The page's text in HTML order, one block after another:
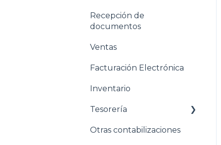
Estructuración General
Estructuración
Compras
Estructuración Ventas
Estructuración
Recepción de
documentos
Ventas
Facturación Electrónica
Inventario
Tesorería
Conciliacion bancaria
Otras contabilizaciones